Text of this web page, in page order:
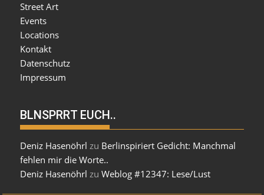
Street Art
Events
Locations
Kontakt
Datenschutz
Impressum
BLNSPRRT EUCH..
Deniz Hasenöhrl zu Berlinspiriert Gedicht: Manchmal
fehlen mir die Worte..
Deniz Hasenöhrl zuWeblog #12347: Lese/Lust